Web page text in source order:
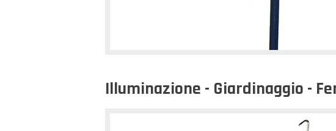
Illuminazione - Giardinaggio -